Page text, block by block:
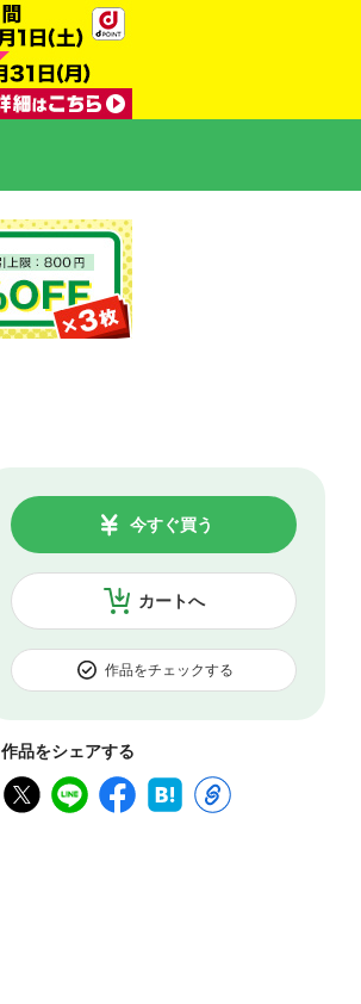
カートへ
今すぐ買う
作品をチェックする
作品をシェアする